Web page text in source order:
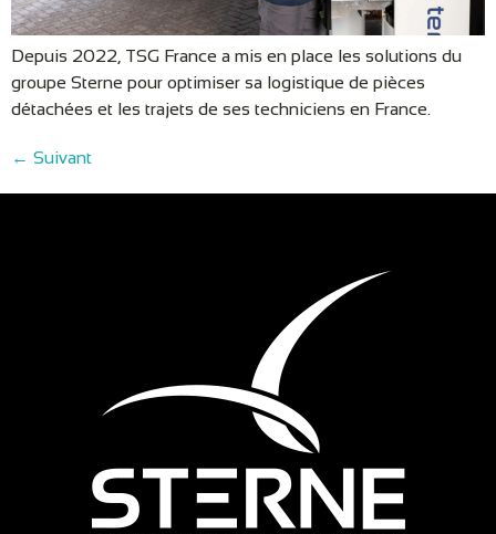
Depuis 2022, TSG France a mis en place les solutions du
groupe Sterne pour optimiser sa logistique de pièces
détachées et les trajets de ses techniciens en France.
← Suivant